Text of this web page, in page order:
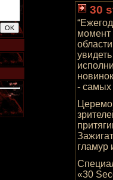
30
- самых
гламур
«30